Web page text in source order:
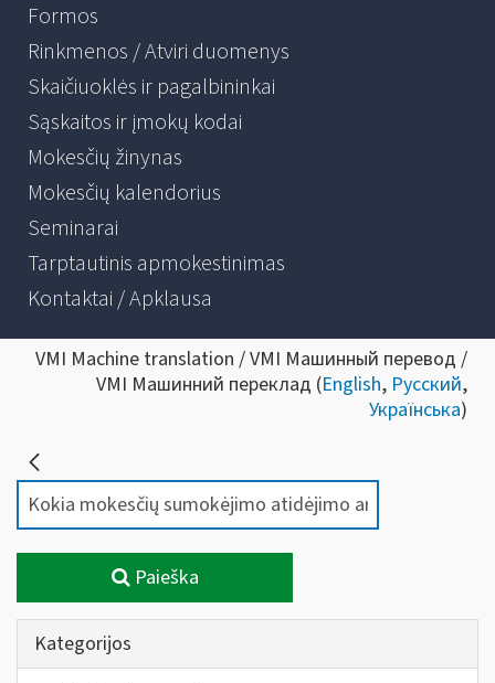
Formos
Rinkmenos / Atviri duomenys
Skaičiuoklės ir pagalbininkai
Sąskaitos ir įmokų kodai
Mokesčių žinynas
Mokesčių kalendorius
Seminarai
Tarptautinis apmokestinimas
Kontaktai / Apklausa
VMI Machine translation / VMI Машинный перевод /
VMI Машинний переклад (English, Русский,
Українська)
Paieška
Kategorijos